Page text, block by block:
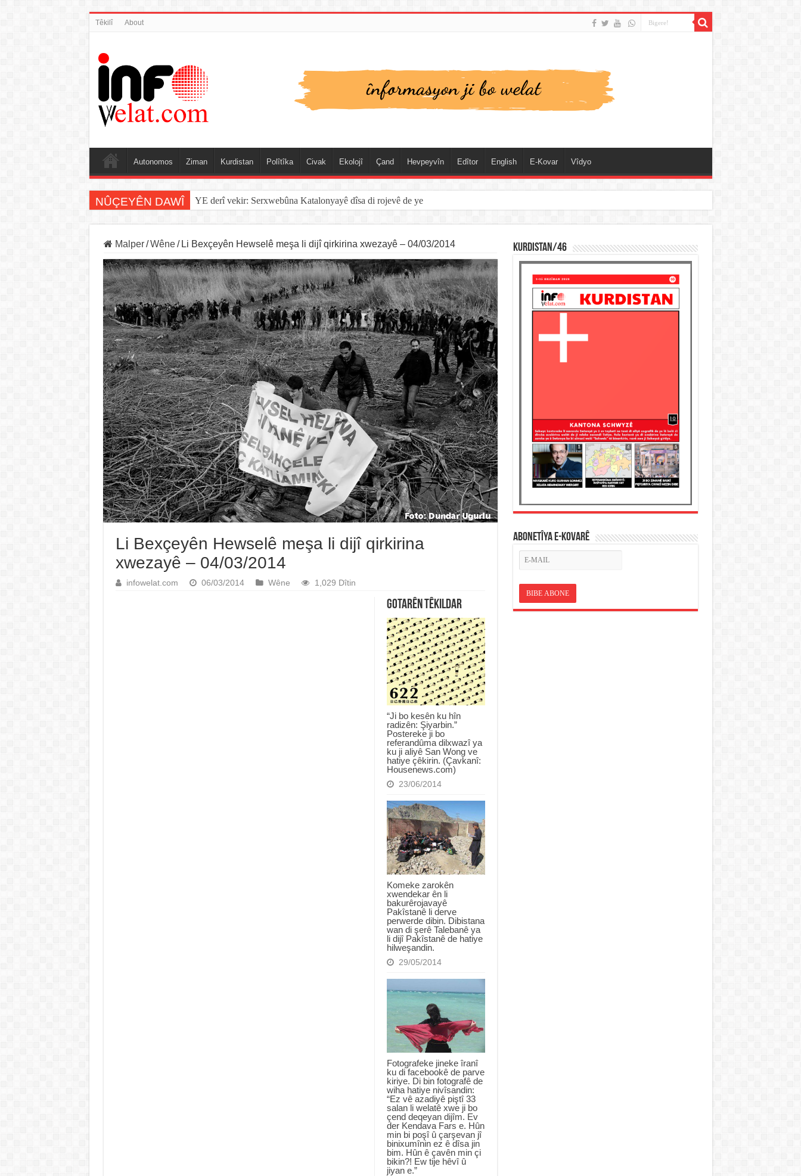
Têkilî About
Autonomos Ziman Kurdistan Polîtîka Civak Ekolojî Çand Hevpeyvîn Edîtor English E-Kovar Vîdyo
NÛÇEYÊN DAWÎ YE derî vekir: Serxwebûna Katalonyayê dîsa di rojevê de ye
Sînorê di navbera Îspanya û Cebelîtariqê de hate rakirin
Malper / Wêne / Li Bexçeyên Hewselê meşa li dijî qirkirina xwezayê – 04/03/2014
Li Bexçeyên Hewselê meşa li dijî qirkirina
xwezayê – 04/03/2014
infowelat.com 06/03/2014 Wêne 1,029 Dîtin
Gotarên Têkildar
“Ji bo kesên ku hîn
radizên: Şiyarbin.”
Postereke ji bo
referandûma dilxwazî ya
ku ji aliyê San Wong ve
hatiye çêkirin. (Çavkanî:
Housenews.com)
23/06/2014
Komeke zarokên
xwendekar ên li
bakurêrojavayê
Pakîstanê li derve
perwerde dibin. Dibistana
wan di şerê Talebanê ya
li dijî Pakîstanê de hatiye
hilweşandin.
29/05/2014
Fotografeke jineke îranî
ku di facebookê de parve
kiriye. Di bin fotografê de
wiha hatiye nivîsandin:
“Ez vê azadiyê piştî 33
salan li welatê xwe ji bo
çend deqeyan dijîm. Ev
der Kendava Fars e. Hûn
min bi poşî û çarşevan jî
binixumînin ez ê dîsa jin
bim. Hûn ê çavên min çi
bikin?! Ew tije hêvî û
jiyan e.”
KURDISTAN/46
ABONETÎYA E-KOVARÊ